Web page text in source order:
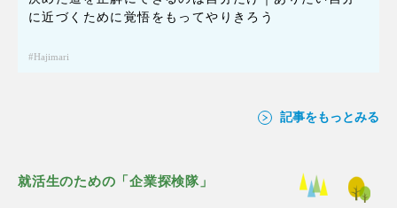
に近づくために覚悟をもってやりきろう
Hajimari
記事をもっとみる
就活生のための「企業探検隊」